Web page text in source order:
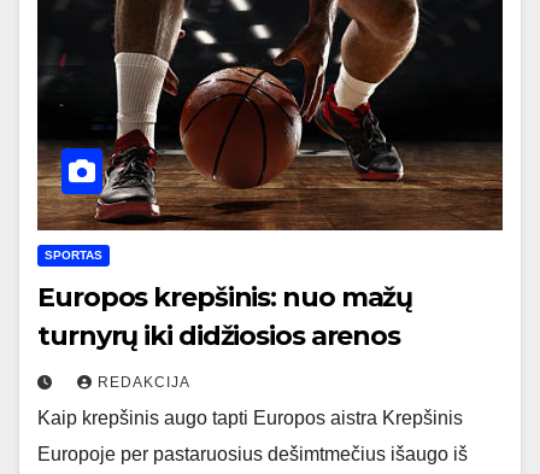
SPORTAS
Europos krepšinis: nuo mažų
turnyrų iki didžiosios arenos
REDAKCIJA
Kaip krepšinis augo tapti Europos aistra Krepšinis
Europoje per pastaruosius dešimtmečius išaugo iš